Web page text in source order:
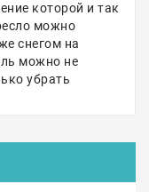
которой и так
можно
снегом на
можно не
убрать